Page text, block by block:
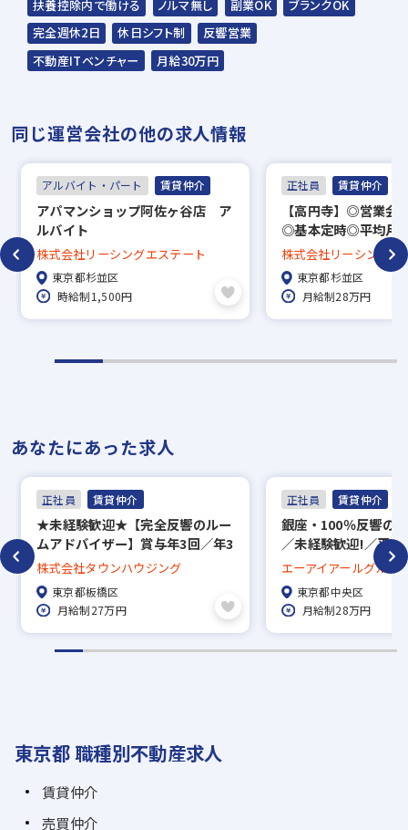
扶養控除内で働ける
ノルマ無し 副業OK
ブランクOK
完全週休2日
休日シフト制
反響営業
不動産ITベンチャー
月給30万円
同じ運営会社の他の求人情報
アルバイト・パート 賃貸仲介
アパマンショップ阿佐ヶ谷店 ア
ルバイト
株式会社リーシングエステート
東京都杉並区
時給制1,500円
正社員 賃貸仲介
【高円寺】◎営業会
◎基本定時◎平均月
ノルマなし◎歩合◎
株式会社リーシングエ
東京都杉並区
月給制28万円
あなたにあった求人
正社員 賃貸仲介
★未経験歓迎★【完全反響のルー
ムアドバイザー】賞与年3回／年3
回長期休暇あり／約5万7000件の
中から好きな物件に住める社宅制
度、家賃補助50％／直営139店舗
で地域密着！
株式会社タウンハウジング
東京都板橋区
月給制27万円
正社員 賃貸仲介
銀座・100％反響の
／未経験歓迎!／平
のルームアドバイザ
エーアイアールグルー
東京都中央区
月給制28万円
東京都 職種別不動産求人
賃貸仲介
売買仲介